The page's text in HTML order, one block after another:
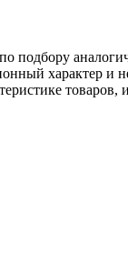
характер и